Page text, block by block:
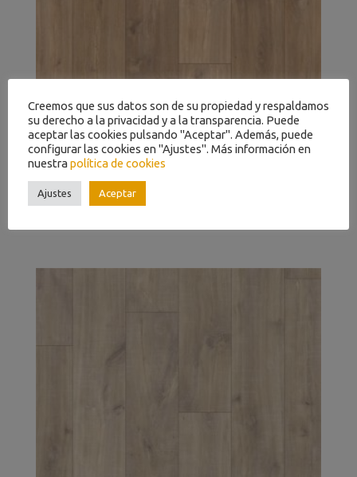
Creemos que sus datos son de su propiedad y respaldamos
su derecho a la privacidad y a la transparencia. Puede
aceptar las cookies pulsando "Aceptar". Además, puede
configurar las cookies en "Ajustes". Más información en
nuestra política de cookies
Ajustes Aceptar